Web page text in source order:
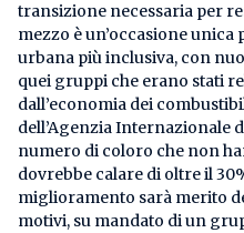
transizione necessaria per
mezzo è un’occasione unica
urbana più inclusiva, con
quei gruppi che erano stati
dall’economia dei
dell’Agenzia Internazionale
numero di coloro che non
dovrebbe calare di oltre il
miglioramento sarà merito
motivi, su mandato di un